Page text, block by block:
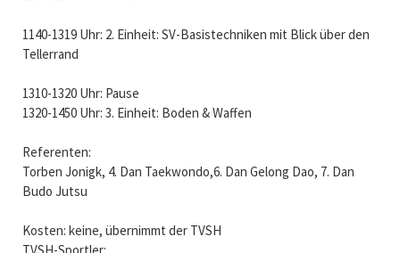
1140-1319 Uhr: 2. Einheit: SV-Basistechniken mit Blick über den
Tellerrand
1310-1320 Uhr: Pause
1320-1450 Uhr: 3. Einheit: Boden & Waffen
Referenten:
Torben Jonigk, 4. Dan Taekwondo,6. Dan Gelong Dao, 7. Dan
Budo Jutsu
Kosten: keine, übernimmt der TVSH